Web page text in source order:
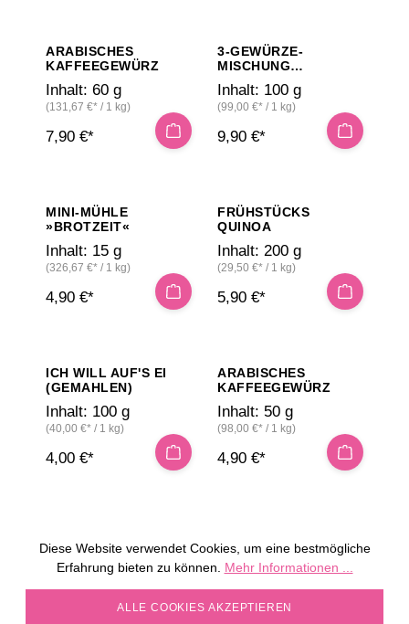
ARABISCHES
KAFFEEGEWÜRZ
Inhalt: 60 g
(131,67 €* / 1 kg)
7,90 €*
3-GEWÜRZE-
MISCHUNG
100G)
Inhalt: 100 g
(99,00 €* / 1 kg)
9,90 €*
MINI-MÜHLE
»BROTZEIT«
Inhalt: 15 g
(326,67 €* / 1 kg)
4,90 €*
FRÜHSTÜCKS
QUINOA
Inhalt: 200 g
(29,50 €* / 1 kg)
5,90 €*
ICH WILL AUF'S EI
(GEMAHLEN)
Inhalt: 100 g
(40,00 €* / 1 kg)
4,00 €*
ARABISCHES
KAFFEEGEWÜRZ
Inhalt: 50 g
(98,00 €* / 1 kg)
4,90 €*
KAFFEEGEWÜRZ
Inhalt:75 g
(105,33 €* / 1 kg)
Inhalt:70 g
(112,86 €* / 1 kg)
Diese Website verwendet Cookies, um eine bestmögliche
Erfahrung bieten zu können. Mehr Informationen ...
COOKIE-EINSTELLUNGEN
ALLE COOKIES AKZEPTIEREN